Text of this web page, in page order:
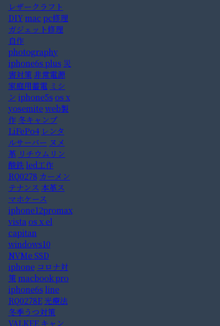
レザークラフト
DIYmac pc修理
ガジェット修理
自作
photography
iphone6s plus 災
害対策非常電源
家庭用蓄電 ミシ
ン iphone5s os x
yosemite web製
作 冬キャンプ
LiFePo4 レンタ
ルサーバー ヌメ
革 リチウムリン
酸鉄 led工作
RQ0278 カーメン
テナンス 本革ス
マホケース
iphone12promax
vistaos x el
capitan
windows10
NVMe SSD
iphone コロナ対
策macbook pro
iphone6s line
RQ0278E 光療法
冬季うつ対策
VALKEE キャン